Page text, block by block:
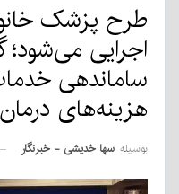
طرح پزشک
اجرایی می‌شود؛
ساماندهی
هزینه‌های درمان
بوسیله سها خدیشی - خبرنگار